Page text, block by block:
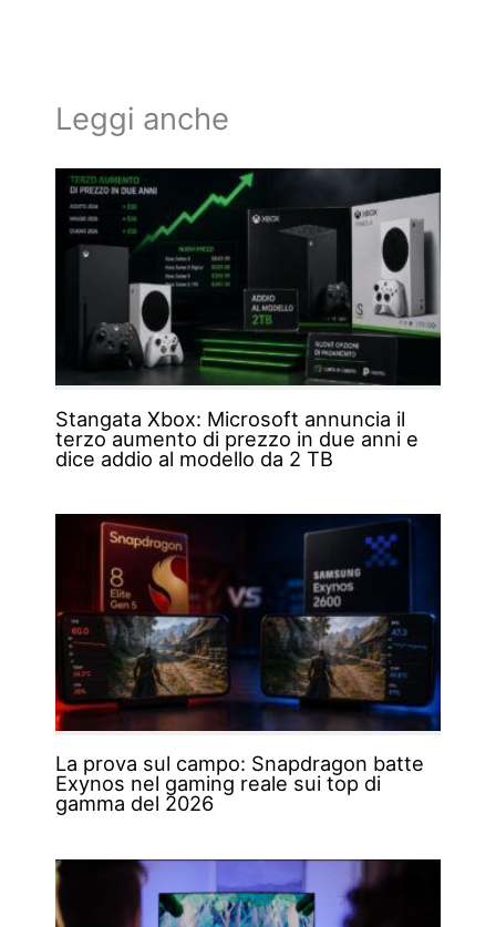
Leggi anche
Stangata Xbox: Microsoft annuncia il
terzo aumento di prezzo in due anni e
dice addio al modello da 2 TB
La prova sul campo: Snapdragon batte
Exynos nel gaming reale sui top di
gamma del 2026